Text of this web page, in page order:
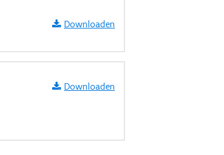
Downloaden
Downloaden